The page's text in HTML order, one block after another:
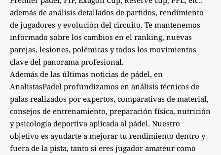
además de análisis detallados de partidos, rendimiento
de jugadores y evolución del circuito. Te mantenemos
informado sobre los cambios en el ranking, nuevas
parejas, lesiones, polémicas y todos los movimientos
clave del panorama profesional.
Además de las últimas noticias de pádel, en
AnalistasPadel profundizamos en análisis técnicos de
palas realizados por expertos, comparativas de material,
consejos de entrenamiento, preparación física, nutrición
y psicología deportiva aplicada al pádel. Nuestro
objetivo es ayudarte a mejorar tu rendimiento dentro y
fuera de la pista, tanto si eres jugador amateur como